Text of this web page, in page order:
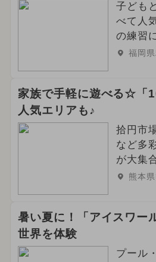
子ども
べて人
の練習
福岡
家族で手軽に遊べる☆「
人気エリアも♪
拾円市
など多
が大集
熊本
暑い夏に！「アイスワー
世界を体験
プール